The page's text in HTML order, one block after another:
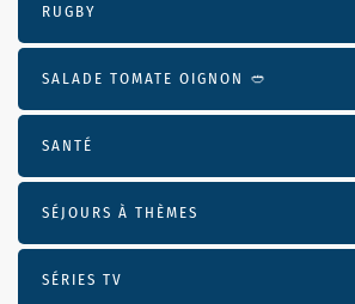
RUGBY
SALADE TOMATE OIGNON 🥙
SANTÉ
SÉJOURS À THÈMES
SÉRIES TV